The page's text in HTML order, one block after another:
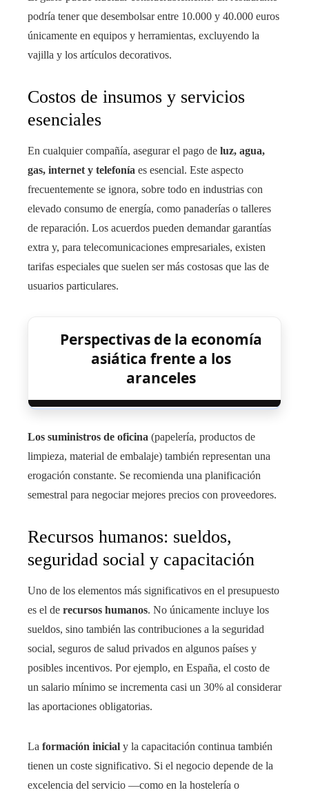
podría tener que desembolsar entre 10.000 y 40.000 euros
únicamente en equipos y herramientas, excluyendo la
vajilla y los artículos decorativos.
Costos de insumos y servicios
esenciales
En cualquier compañía, asegurar el pago de luz, agua,
gas, internet y telefonía es esencial. Este aspecto
frecuentemente se ignora, sobre todo en industrias con
elevado consumo de energía, como panaderías o talleres
de reparación. Los acuerdos pueden demandar garantías
extra y, para telecomunicaciones empresariales, existen
tarifas especiales que suelen ser más costosas que las de
usuarios particulares.
Perspectivas de la economía
asiática frente a los
aranceles
Los suministros de oficina (papelería, productos de
limpieza, material de embalaje) también representan una
erogación constante. Se recomienda una planificación
semestral para negociar mejores precios con proveedores.
Recursos humanos: sueldos,
seguridad social y capacitación
Uno de los elementos más significativos en el presupuesto
es el de recursos humanos. No únicamente incluye los
sueldos, sino también las contribuciones a la seguridad
social, seguros de salud privados en algunos países y
posibles incentivos. Por ejemplo, en España, el costo de
un salario mínimo se incrementa casi un 30% al considerar
las aportaciones obligatorias.
La formación inicial y la capacitación continua también
tienen un coste significativo. Si el negocio depende de la
excelencia del servicio —como en la hostelería o